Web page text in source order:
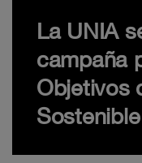
La UNIA
campaña
Objetivos
Sostenible